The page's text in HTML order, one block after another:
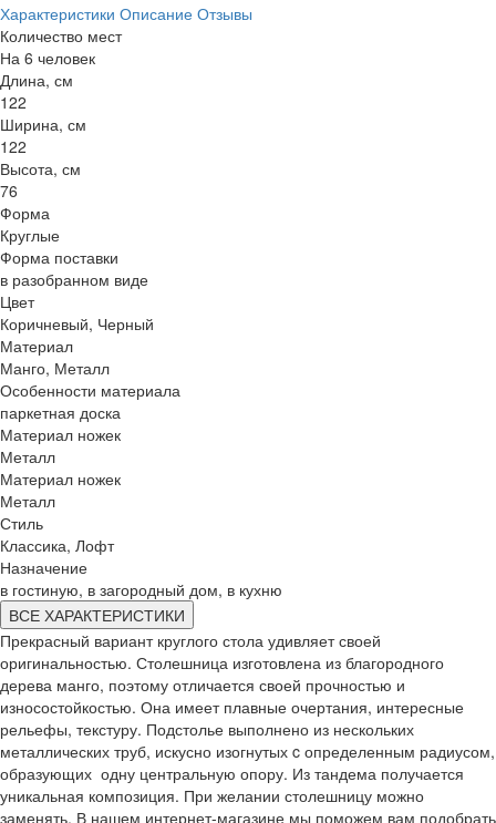
Характеристики Описание Отзывы
Количество мест
На 6 человек
Длина, см
122
Ширина, см
122
Высота, см
76
Форма
Круглые
Форма поставки
в разобранном виде
Цвет
Коричневый, Черный
Материал
Манго, Металл
Особенности материала
паркетная доска
Материал ножек
Металл
Материал ножек
Металл
Стиль
Классика, Лофт
Назначение
в гостиную, в загородный дом, в кухню
ВСЕ ХАРАКТЕРИСТИКИ
Прекрасный вариант круглого стола удивляет своей
оригинальностью. Столешница изготовлена из благородного
дерева манго, поэтому отличается своей прочностью и
износостойкостью. Она имеет плавные очертания, интересные
рельефы, текстуру. Подстолье выполнено из нескольких
металлических труб, искусно изогнутых c определенным радиусом,
образующих одну центральную опору. Из тандема получается
уникальная композиция. При желании столешницу можно
заменять. В нашем интернет-магазине мы поможем вам подобрать